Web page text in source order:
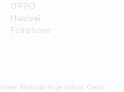
OPPO
Huawei
Fairphone
Android in je inbox. Geen